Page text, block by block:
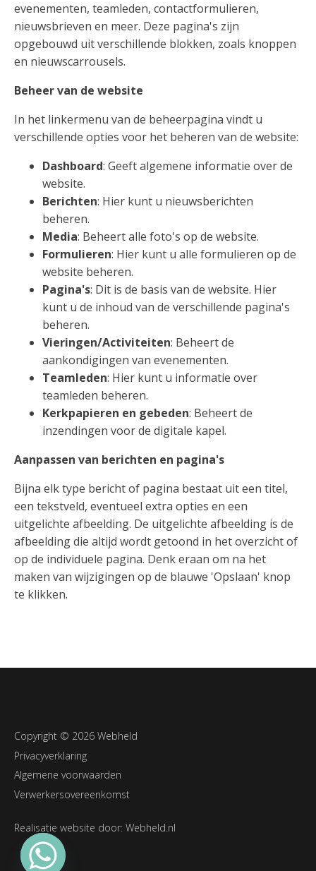
evenementen, teamleden, contactformulieren,
nieuwsbrieven en meer. Deze pagina's zijn
opgebouwd uit verschillende blokken, zoals knoppen
en nieuwscarrousels.
Beheer van de website
In het linkermenu van de beheerpagina vindt u
verschillende opties voor het beheren van de website:
Dashboard: Geeft algemene informatie over de
website.
Berichten: Hier kunt u nieuwsberichten
beheren.
Media: Beheert alle foto's op de website.
Formulieren: Hier kunt u alle formulieren op de
website beheren.
Pagina's: Dit is de basis van de website. Hier
kunt u de inhoud van de verschillende pagina's
beheren.
Vieringen/Activiteiten: Beheert de
aankondigingen van evenementen.
Teamleden: Hier kunt u informatie over
teamleden beheren.
Kerkpapieren en gebeden: Beheert de
inzendingen voor de digitale kapel.
Aanpassen van berichten en pagina's
Bijna elk type bericht of pagina bestaat uit een titel,
een tekstveld, eventueel extra opties en een
uitgelichte afbeelding. De uitgelichte afbeelding is de
afbeelding die altijd wordt getoond in het overzicht of
op de individuele pagina. Denk eraan om na het
maken van wijzigingen op de blauwe 'Opslaan' knop
te klikken.
Copyright © 2026 Webheld
Privacyverklaring
Algemene voorwaarden
Verwerkersovereenkomst
Realisatie website door: Webheld.nl